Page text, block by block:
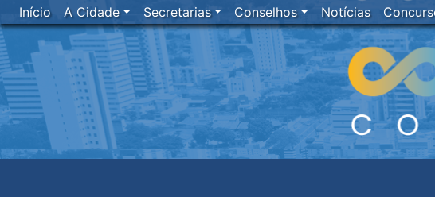
Início A Cidade Secretarias Conselhos Notícias